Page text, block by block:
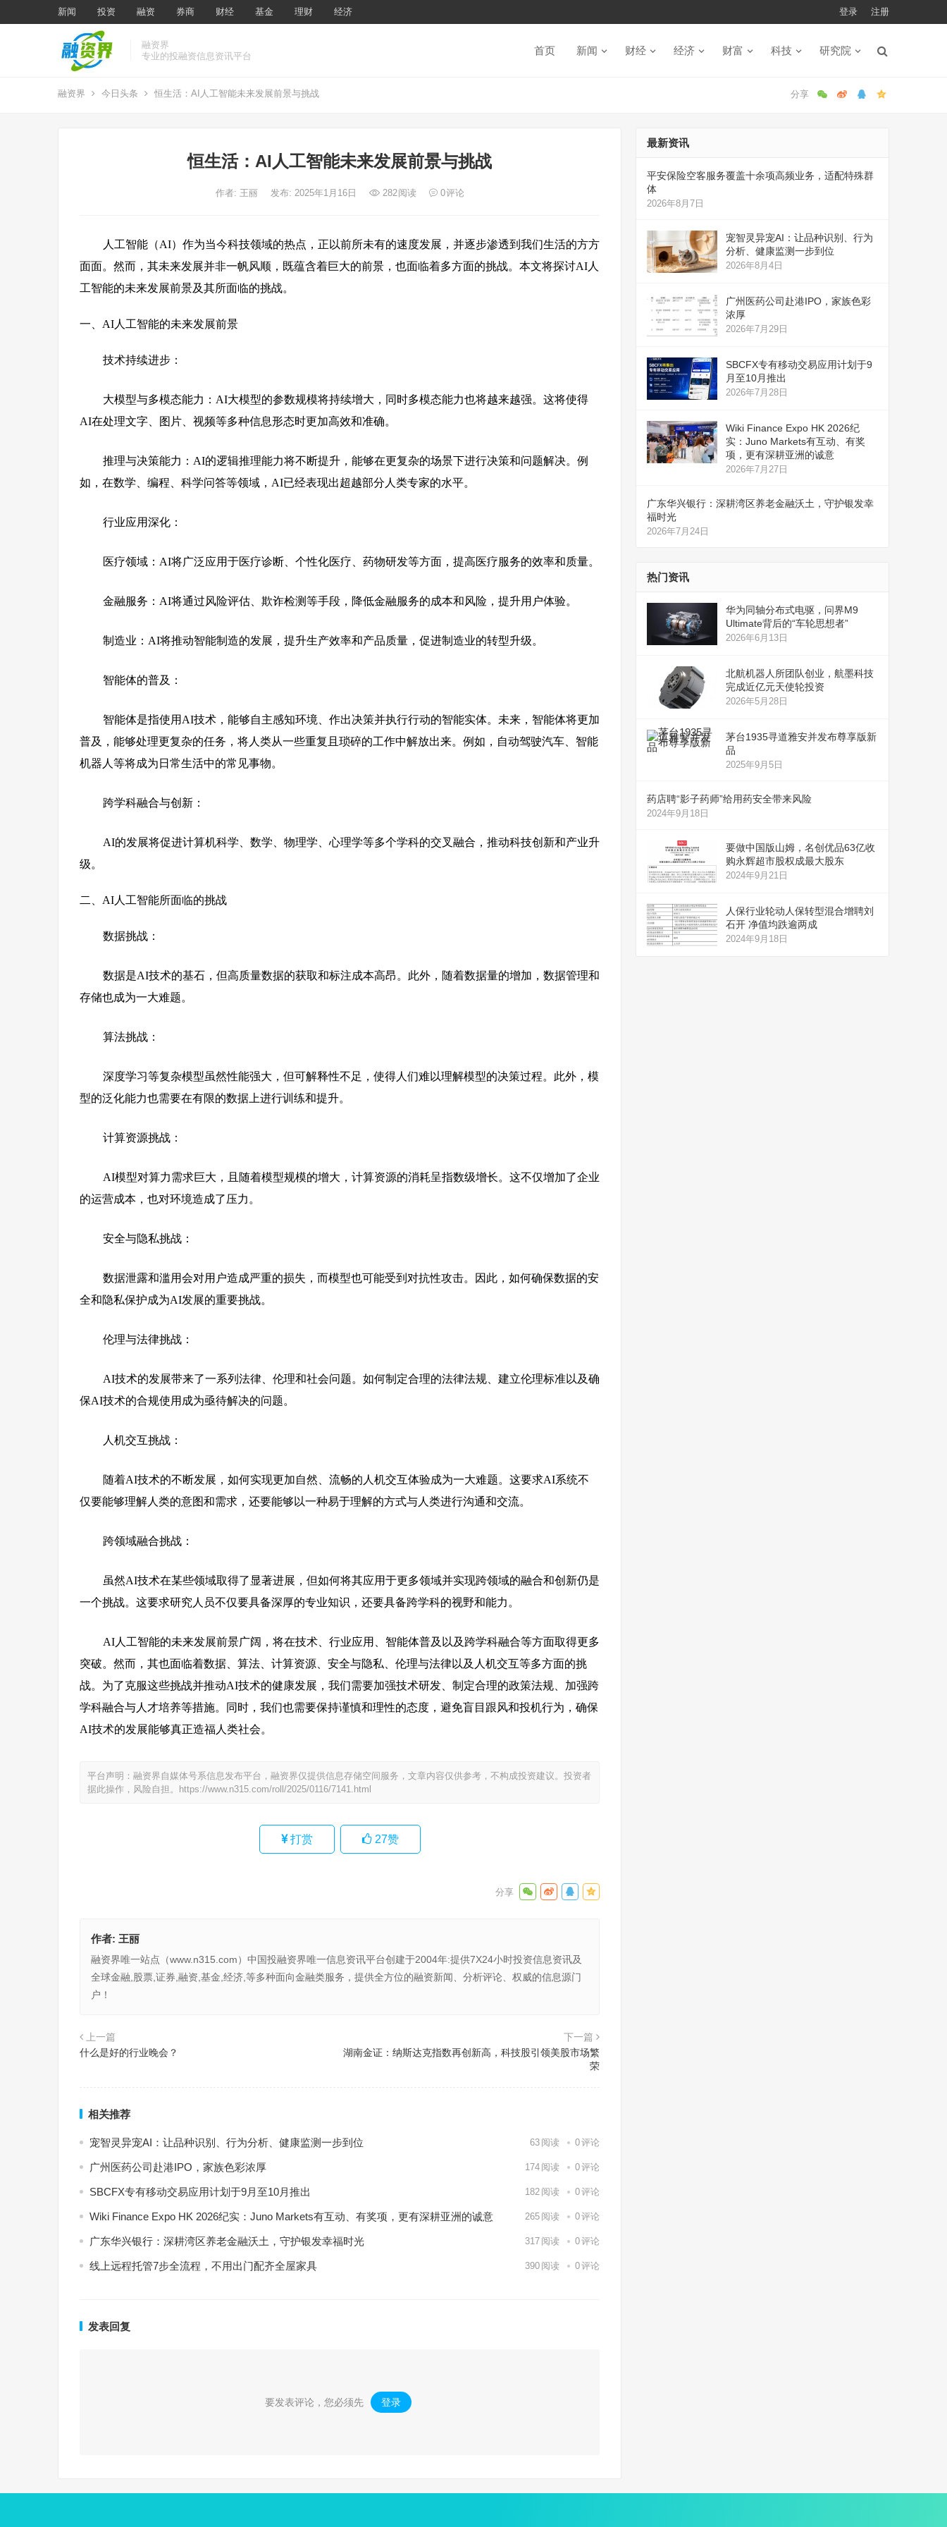
新闻 投资 融资 券商 财经 基金 理财 经济 登录 注册
融资界
专业的投融资信息资讯平台
首页 新闻 财经 经济 财富 科技 研究院
融资界 今日头条 恒生活：AI人工智能未来发展前景与挑战
恒生活：AI人工智能未来发展前景与挑战
作者: 王丽 发布: 2025年1月16日 282阅读 0评论
人工智能（AI）作为当今科技领域的热点，正以前所未有的速度发展，并逐步渗透到我们生活的方方
面面。然而，其未来发展并非一帆风顺，既蕴含着巨大的前景，也面临着多方面的挑战。本文将探讨AI人
工智能的未来发展前景及其所面临的挑战。
一、AI人工智能的未来发展前景
技术持续进步：
大模型与多模态能力：AI大模型的参数规模将持续增大，同时多模态能力也将越来越强。这将使得
AI在处理文字、图片、视频等多种信息形态时更加高效和准确。
推理与决策能力：AI的逻辑推理能力将不断提升，能够在更复杂的场景下进行决策和问题解决。例
如，在数学、编程、科学问答等领域，AI已经表现出超越部分人类专家的水平。
行业应用深化：
医疗领域：AI将广泛应用于医疗诊断、个性化医疗、药物研发等方面，提高医疗服务的效率和质量。
金融服务：AI将通过风险评估、欺诈检测等手段，降低金融服务的成本和风险，提升用户体验。
制造业：AI将推动智能制造的发展，提升生产效率和产品质量，促进制造业的转型升级。
智能体的普及：
智能体是指使用AI技术，能够自主感知环境、作出决策并执行行动的智能实体。未来，智能体将更加
普及，能够处理更复杂的任务，将人类从一些重复且琐碎的工作中解放出来。例如，自动驾驶汽车、智能
机器人等将成为日常生活中的常见事物。
跨学科融合与创新：
AI的发展将促进计算机科学、数学、物理学、心理学等多个学科的交叉融合，推动科技创新和产业升
级。
二、AI人工智能所面临的挑战
数据挑战：
数据是AI技术的基石，但高质量数据的获取和标注成本高昂。此外，随着数据量的增加，数据管理和
存储也成为一大难题。
算法挑战：
深度学习等复杂模型虽然性能强大，但可解释性不足，使得人们难以理解模型的决策过程。此外，模
型的泛化能力也需要在有限的数据上进行训练和提升。
计算资源挑战 ：
AI模型对算力需求巨大，且随着模型规模的增大，计算资源的消耗呈指数级增长。这不仅增加了企业
的运营成本，也对环境造成了压力。
安全与隐私挑战：
数据泄露和滥用会对用户造成严重的损失，而模型也可能受到对抗性攻击。因此，如何确保数据的安
全和隐私保护成为AI发展的重要挑战。
伦理与法律挑战：
AI技术的发展带来了一系列法律、伦理和社会问题。如何制定合理的法律法规、建立伦理标准以及确
保AI技术的合规使用成为亟待解决的问题。
人机交互挑战 ：
随着AI技术的不断发展，如何实现更加自然、流畅的人机交互体验成为一大难题。这要求AI系统不
仅要能够理解人类的意图和需求，还要能够以一种易于理解的方式与人类进行沟通和交流。
跨领域融合挑战：
虽然AI技术在某些领域取得了显著进展，但如何将其应用于更多领域并实现跨领域的融合和创新仍是
一个挑战。这要求研究人员不仅要具备深厚的专业知识，还要具备跨学科的视野和能力。
AI人工智能的未来发展前景广阔，将在技术、行业应用、智能体普及以及跨学科融合等方面取得更多
突破。然而，其也面临着数据、算法、计算资源、安全与隐私、伦理与法律以及人机交互等多方面的挑
战。为了克服这些挑战并推动AI技术的健康发展，我们需要加强技术研发、制定合理的政策法规、加强跨
学科融合与人才培养等措施。同时，我们也需要保持谨慎和理性的态度，避免盲目跟风和投机行为，确保
AI技术的发展能够真正造福人类社会。
平台声明：融资界自媒体号系信息发布平台，融资界仅提供信息存储空间服务，文章内容仅供参考，不构成投资建议。投资者
据此操作，风险自担。
https://www.n315.com/roll/2025/0116/7141.html
打赏 27赞
作者: 王丽
融资界唯一站点（www.n315.com）中国投融资界唯一信息资讯平台创建于2004年:提供7X24小时投资信息资讯及
全球金融,股票,证券,融资,基金,经济,等多种面向金融类服务，提供全方位的融资新闻、分析评论、权威的信息源门
户！
上一篇
什么是好的行业晚会？
下一篇
湖南金证：纳斯达克指数再创新高，科技股引领美股市场繁
荣
相关推荐
宠智灵异宠AI：让品种识别、行为分析、健康监测一步到位 63 阅读 0评论
广州医药公司赴港IPO，家族色彩浓厚 174 阅读 0评论
SBCFX专有移动交易应用计划于9月至10月推出 182 阅读 0评论
Wiki Finance Expo HK 2026纪实：Juno Markets有互动、有奖项，更有深耕亚洲的诚意 265 阅读 0评论
广东华兴银行：深耕湾区养老金融沃土，守护银发幸福时光 317 阅读 0评论
线上远程托管7步全流程，不用出门配齐全屋家具 390 阅读 0评论
发表回复
要发表评论，您必须先 登录 。
最新资讯
平安保险空客服务覆盖十余项高频业务，适配特殊群
体
2026年8月7日
宠智灵异宠AI：让品种识别、行为
分析、健康监测一步到位
2026年8月4日
广州医药公司赴港IPO，家族色彩
浓厚
2026年7月29日
SBCFX专有移动交易应用计划于9
月至10月推出
2026年7月28日
Wiki Finance Expo HK 2026纪
实：Juno Markets有互动、有奖
项，更有深耕亚洲的诚意
2026年7月27日
广东华兴银行：深耕湾区养老金融沃土，守护银发幸
福时光
2026年7月24日
热门资讯
华为同轴分布式电驱，问界M9
Ultimate背后的“车轮思想者”
2026年6月13日
北航机器人所团队创业，航墨科技
完成近亿元天使轮投资
2026年5月28日
茅台1935寻道雅安并发布尊享版新
品
2025年9月5日
药店聘“影子药师”给用药安全带来风险
2024年9月18日
要做中国版山姆，名创优品63亿收
购永辉超市股权成最大股东
2024年9月21日
人保行业轮动人保转型混合增聘刘
石开 净值均跌逾两成
2024年9月18日